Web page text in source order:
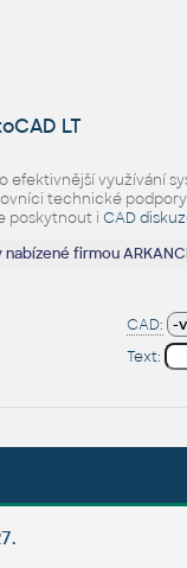
LT
využívání
technické
poskytnout i CAD
firmou
CAD:
Text: